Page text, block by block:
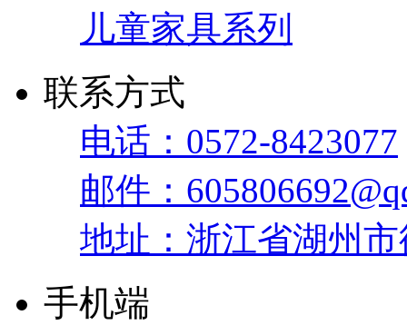
儿童家具系列
联系方式
电话：0572-8423077
邮件：
地址：浙江省湖州
手机端